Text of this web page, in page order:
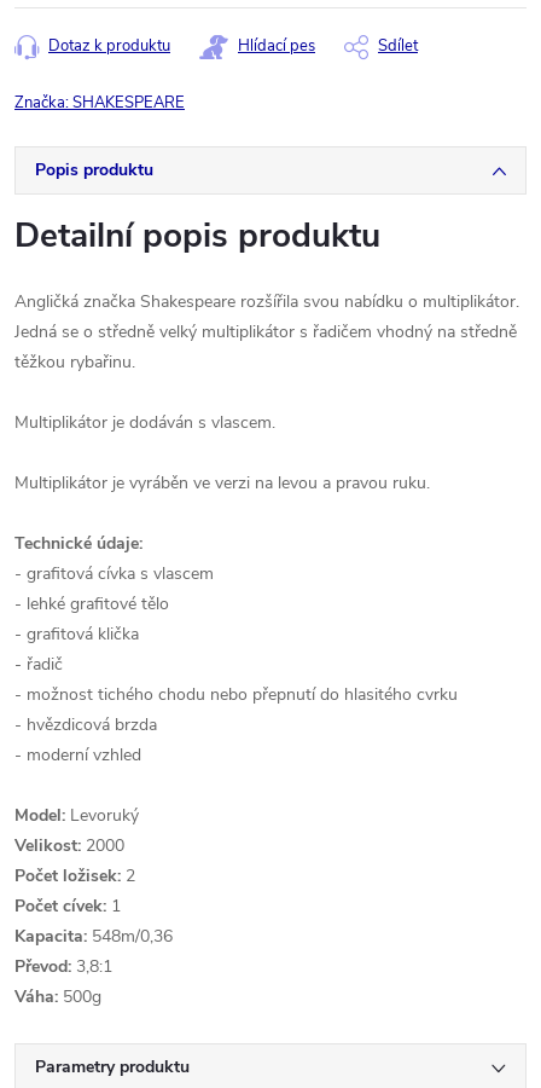
Dotaz k produktu Hlídací pes Sdílet
Značka:SHAKESPEARE
Popis produktu
Detailní popis produktu
Angličká značka Shakespeare rozšířila svou nabídku o multiplikátor.
Jedná se o středně velký multiplikátor s řadičem vhodný na středně
těžkou rybařinu.
Multiplikátor je dodáván s vlascem.
Multiplikátor je vyráběn ve verzi na levou a pravou ruku.
Technické údaje:
- grafitová cívka s vlascem
- lehké grafitové tělo
- grafitová klička
- řadič
- možnost tichého chodu nebo přepnutí do hlasitého cvrku
- hvězdicová brzda
- moderní vzhled
Model: Levoruký
Velikost: 2000
Počet ložisek: 2
Počet cívek: 1
Kapacita: 548m/0,36
Převod: 3,8:1
Váha: 500g
Parametry produktu